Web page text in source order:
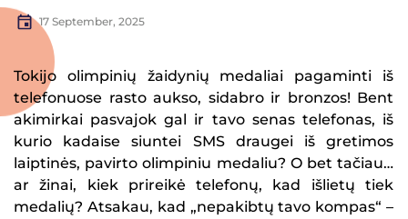
17 September, 2025
Tokijo olimpinių žaidynių medaliai pagaminti iš
telefonuose rasto aukso, sidabro ir bronzos! Bent
akimirkai pasvajok gal ir tavo senas telefonas, iš
kurio kadaise siuntei SMS draugei iš gretimos
laiptinės, pavirto olimpiniu medaliu? O bet tačiau…
ar žinai, kiek prireikė telefonų, kad išlietų tiek
medalių? Atsakau, kad „nepakibtų tavo kompas“ –